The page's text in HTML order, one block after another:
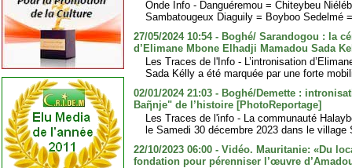
Onde Info - Danguéremou = Chiteybeu
Sambatougeux Diaguily = Boyboo Sedelmé
27/05/2024 10:54 - Boghé/ Sarandogou : la
d’Elimane Mbone Elhadji Mamadou Sada
Les Traces de l'Info - L’intronisation
Sada Kélly a été marquée par une forte
02/01/2024 21:03 - Boghé/Demette :
Baῆnje" de l’histoire [PhotoReportage]
Les Traces de l'info - La communauté
le Samedi 30 décembre 2023 dans le
22/10/2023 06:00 - Vidéo. Mauritanie: «Du
fondation pour pérenniser l’œuvre